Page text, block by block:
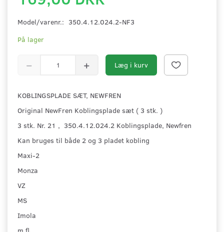
Model/varenr.: 350.4.12.024.2-NF3
På lager
Læg i kurv
KOBLINGSPLADE SÆT, NEWFREN
Original NewFren Koblingsplade sæt ( 3 stk. )
3 stk. Nr. 21 , 350.4.12.024.2 Koblingsplade, Newfren
Kan bruges til både 2 og 3 pladet kobling
Maxi-2
Monza
VZ
MS
Imola
m.fl.